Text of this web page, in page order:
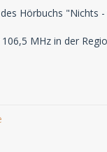
Hörbuchs "Nichts
MHz in der